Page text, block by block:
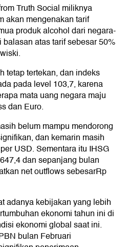
Truth Social miliknya
akan mengenakan tarif
produk alcohol dari negara-
atas tarif sebesar 50%
tetap tertekan, dan indeks
pada level 103,7, karena
mata uang negara maju
dan Euro.
belum mampu mendorong
dan kemarin masih
USD. Sementara itu IHSG
dan sepanjang bulan
net outflows sebesarRp
adanya kebijakan yang lebih
ekonomi tahun ini di
ekonomi global saat ini.
bulan Februari